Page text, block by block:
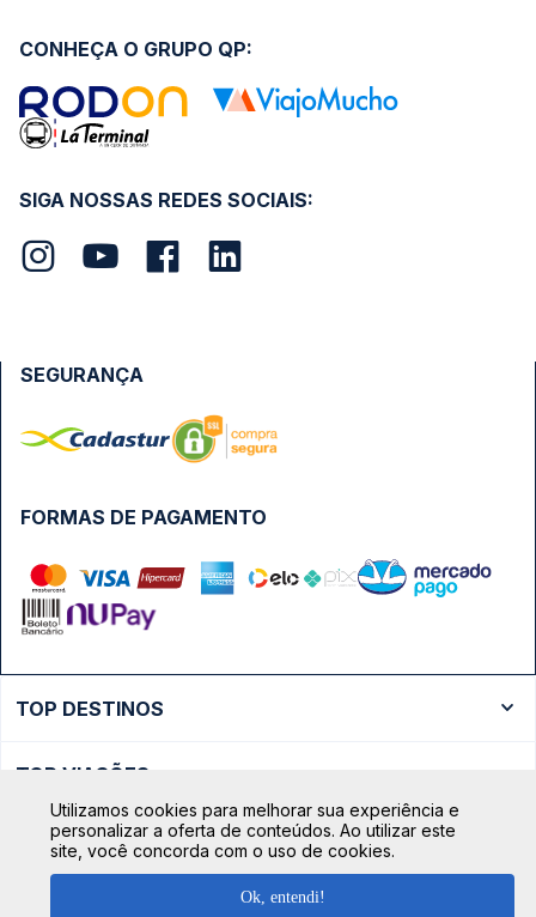
SIGA NOSSAS REDES SOCIAIS:
CONHEÇA O GRUPO QP:
FORMAS DE PAGAMENTO
SEGURANÇA
TOP DESTINOS
Ônibus Brasília
TOP VIAÇÕES
Passagens Cometa
Passagens Gontijo
TOP RODOVIÁRIAS
Rodoviária São Paulo - Tietê
Utilizamos cookies para melhorar sua experiência e
personalizar a oferta de conteúdos. Ao utilizar este
site, você concorda com o uso de cookies.
Ok, entendi!